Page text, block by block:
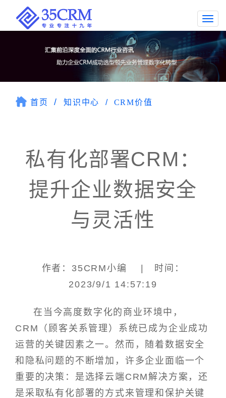
首页 知识中心 CRM价值
私有化部署CRM：
提升企业数据安全
与灵活性
作者：35CRM小编 | 时间：
2023/9/1 14:57:19
在当今高度数字化的商业环境中，
CRM（顾客关系管理）系统已成为企业成功
运营的关键因素之一。然而，随着数据安全
和隐私问题的不断增加，许多企业面临一个
重要的决策：是选择云端CRM解决方案，还
是采取私有化部署的方式来管理和保护关键